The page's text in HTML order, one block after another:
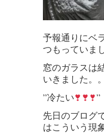
予報通りにベ
つもっていま
窓のガラスは
いきました。
”冷たい
”
先日のブログ
はこういう現